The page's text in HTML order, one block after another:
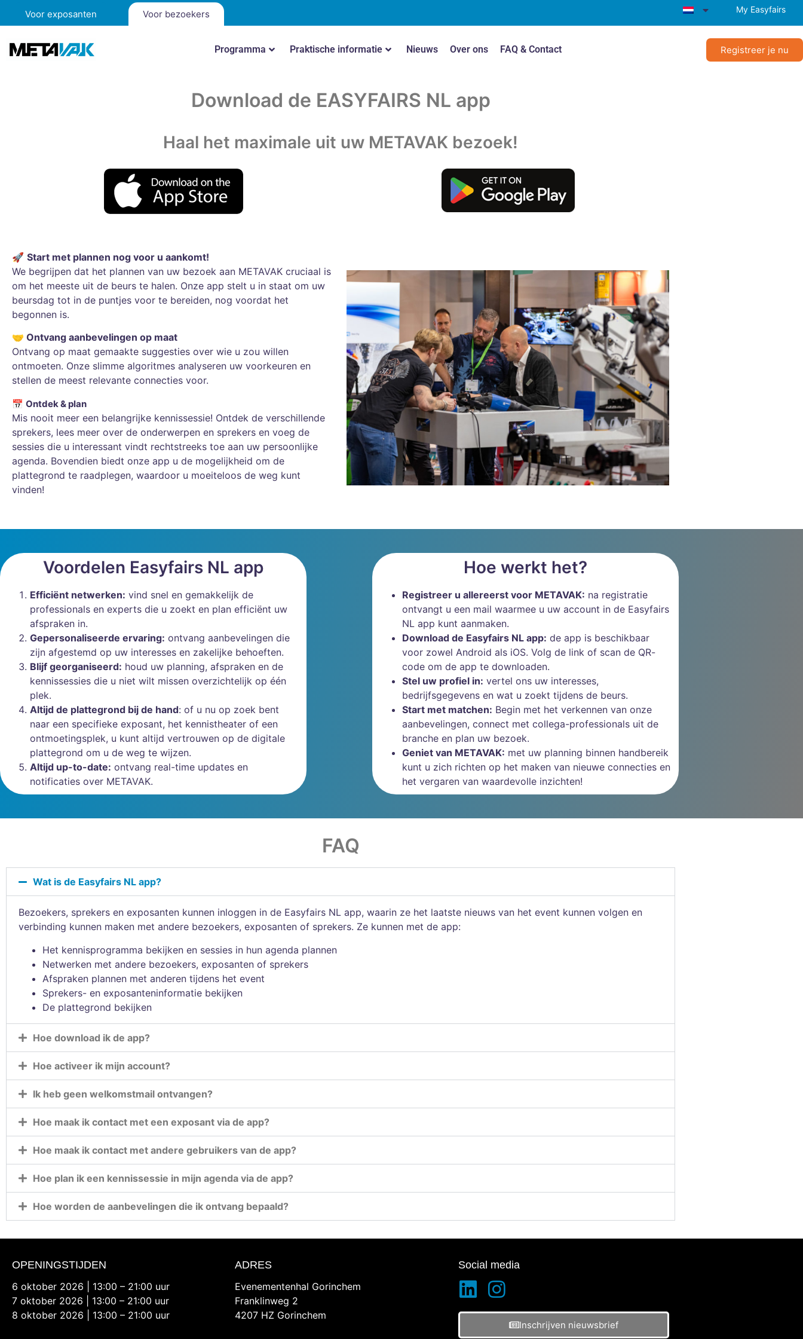
Voor exposanten Voor bezoekers My Easyfairs
Programma Praktische informatie Nieuws Over ons FAQ & Contact Registreer je nu
Download de EASYFAIRS NL app
Haal het maximale uit uw METAVAK bezoek!
🚀 Start met plannen nog voor u aankomt!
We begrijpen dat het plannen van uw bezoek aan METAVAK cruciaal is
om het meeste uit de beurs te halen. Onze app stelt u in staat om uw
beursdag tot in de puntjes voor te bereiden, nog voordat het
begonnen is.
🤝 Ontvang aanbevelingen op maat
Ontvang op maat gemaakte suggesties over wie u zou willen
ontmoeten. Onze slimme algoritmes analyseren uw voorkeuren en
stellen de meest relevante connecties voor.
📅 Ontdek & plan
Mis nooit meer een belangrijke kennissessie! Ontdek de verschillende
sprekers, lees meer over de onderwerpen en sprekers en voeg de
sessies die u interessant vindt rechtstreeks toe aan uw persoonlijke
agenda. Bovendien biedt onze app u de mogelijkheid om de
plattegrond te raadplegen, waardoor u moeiteloos de weg kunt
vinden!
Voordelen Easyfairs NL app
Efficiënt netwerken: vind snel en gemakkelijk de
professionals en experts die u zoekt en plan efficiënt uw
afspraken in.
Gepersonaliseerde ervaring: ontvang aanbevelingen die
zijn afgestemd op uw interesses en zakelijke behoeften.
Blijf georganiseerd: houd uw planning, afspraken en de
kennissessies die u niet wilt missen overzichtelijk op één
plek.
Altijd de plattegrond bij de hand: of u nu op zoek bent
naar een specifieke exposant, het kennistheater of een
ontmoetingsplek, u kunt altijd vertrouwen op de digitale
plattegrond om u de weg te wijzen.
Altijd up-to-date: ontvang real-time updates en
notificaties over METAVAK.
Hoe werkt het?
Registreer u allereerst voor METAVAK: na registratie
ontvangt u een mail waarmee u uw account in de Easyfairs
NL app kunt aanmaken.
Download de Easyfairs NL app: de app is beschikbaar
voor zowel Android als iOS. Volg de link of scan de QR-
code om de app te downloaden.
Stel uw profiel in: vertel ons uw interesses,
bedrijfsgegevens en wat u zoekt tijdens de beurs.
Start met matchen: Begin met het verkennen van onze
aanbevelingen, connect met collega-professionals uit de
branche en plan uw bezoek.
Geniet van METAVAK: met uw planning binnen handbereik
kunt u zich richten op het maken van nieuwe connecties en
het vergaren van waardevolle inzichten!
FAQ
Wat is de Easyfairs NL app?
Bezoekers, sprekers en exposanten kunnen inloggen in de Easyfairs NL app, waarin ze het laatste nieuws van het event kunnen volgen en
verbinding kunnen maken met andere bezoekers, exposanten of sprekers. Ze kunnen met de app:
Het kennisprogramma bekijken en sessies in hun agenda plannen
Netwerken met andere bezoekers, exposanten of sprekers
Afspraken plannen met anderen tijdens het event
Sprekers- en exposanteninformatie bekijken
De plattegrond bekijken
Hoe download ik de app?
Hoe activeer ik mijn account?
Ik heb geen welkomstmail ontvangen?
Hoe maak ik contact met een exposant via de app?
Hoe maak ik contact met andere gebruikers van de app?
Hoe plan ik een kennissessie in mijn agenda via de app?
Hoe worden de aanbevelingen die ik ontvang bepaald?
OPENINGSTIJDEN
6 oktober 2026 | 13:00 – 21:00 uur
7 oktober 2026 | 13:00 – 21:00 uur
8 oktober 2026 | 13:00 – 21:00 uur
ADRES
Evenementenhal Gorinchem
Franklinweg 2
4207 HZ Gorinchem
Social media
Inschrijven nieuwsbrief